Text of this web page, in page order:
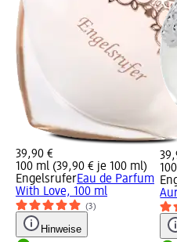
39,90 €
100 ml (39,90 € je 100 ml)
EngelsruferEau de Parfum
With Love, 100 ml
(3)
Hinweise